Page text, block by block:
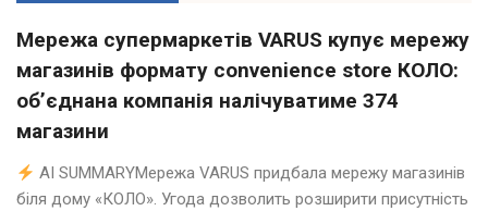
Мережа супермаркетів VARUS купує мережу
магазинів формату convenience store КОЛО:
об’єднана компанія налічуватиме 374
магазини
AI SUMMARYМережа VARUS придбала мережу магазинів
біля дому «КОЛО». Угода дозволить розширити присутність